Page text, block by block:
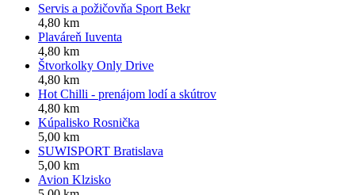
Servis a požičovňa Sport Bekr
4,80 km
Plaváreň Iuventa
4,80 km
Štvorkolky Only Drive
4,80 km
Hot Chilli - prenájom lodí a skútrov
4,80 km
Kúpalisko Rosnička
5,00 km
SUWISPORT Bratislava
5,00 km
Avion Klzisko